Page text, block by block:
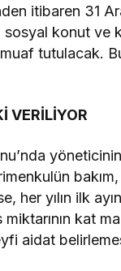
itibaren 31
konut ve
tutulacak.
VERİLİYOR
her yılın ilk
kat
aidat